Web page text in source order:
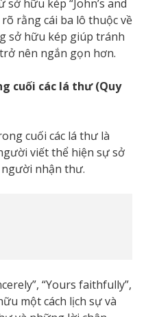
hữu kép “John’s and
rõ rằng cái ba lô thuộc về
sở hữu kép giúp tránh
nên ngắn gọn hơn.
cuối các lá thư (Quy
cuối các lá thư là
viết thể hiện sự sở
nhận thư.
“Yours faithfully”,
một cách lịch sự và